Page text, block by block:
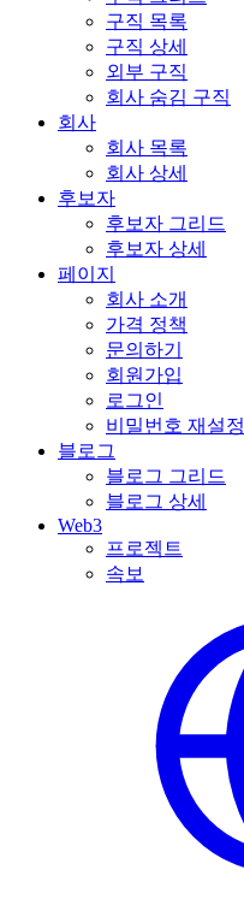
구직 목록
구직 상세
외부 구직
회사 숨김 구직
회사
회사 목록
회사 상세
후보자
후보자 그리드
후보자 상세
페이지
회사 소개
가격 정책
문의하기
회원가입
로그인
비밀번호 재설정
블로그
블로그 그리드
블로그 상세
Web3
프로젝트
속보